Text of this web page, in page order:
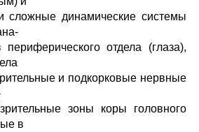
сложные динамические системы
периферического отдела (глаза),
и подкорковые нервные
зоны коры головного
в